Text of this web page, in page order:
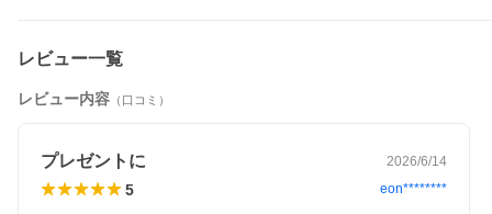
オン Ｅ５はやぶさ」が、ＳＧＸシリーズに登場！
対象年齢：3歳以上
究所・TBS
※レールは別売りです。
※セット内容以外は別売りです。
レビュー一覧
レビュー内容 （口コミ）
プレゼントに 2026/6/14
5 eon********